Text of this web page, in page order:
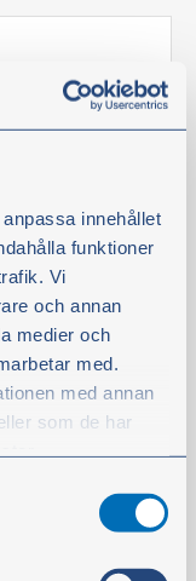
innehållet
funktioner
Vi
och annan
medier och
med.
med annan
som de har
att återkalla ditt
längst ned till